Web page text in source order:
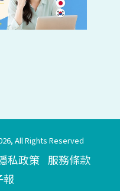
All Rights Reserved
私政策 服務條款
報